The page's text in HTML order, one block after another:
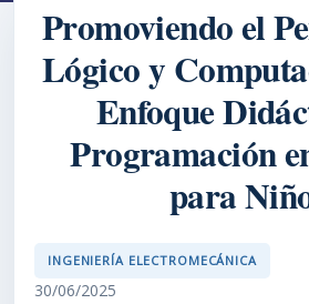
Promoviendo el
Lógico y
Enfoque
Programación
para
INGENIERÍA ELECTROMECÁNICA
30/06/2025